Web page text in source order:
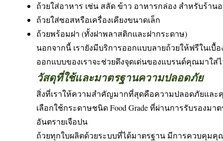
ถ้วยใส่อาหาร เช่น สลัด ข้าว อาหารกล่อง สำหรับร้าน
ถ้วยใส่ซอสหรือเครื่องเคียงขนาดเล็ก
ถ้วยพร้อมฝา (ทั้งฝาพลาสติกและฝากระดาษ)
นอกจากนี้ เรายังมีบริการออกแบบลายถ้วยให้ฟรีในเ
ออกแบบของเราจะช่วยดึงจุดเด่นของแบรนด์คุณมาใส่
วัสดุที่ใช้และมาตรฐานความปลอดภัย
สิ่งที่เราให้ความสำคัญมากที่สุดคือความปลอดภัยและ
เลือกใช้กระดาษชนิด Food Grade ที่ผ่านการรับรองม
อันตรายเจือปน
ถ้วยทุกใบผลิตด้วยระบบที่ได้มาตรฐาน มีการควบคุม